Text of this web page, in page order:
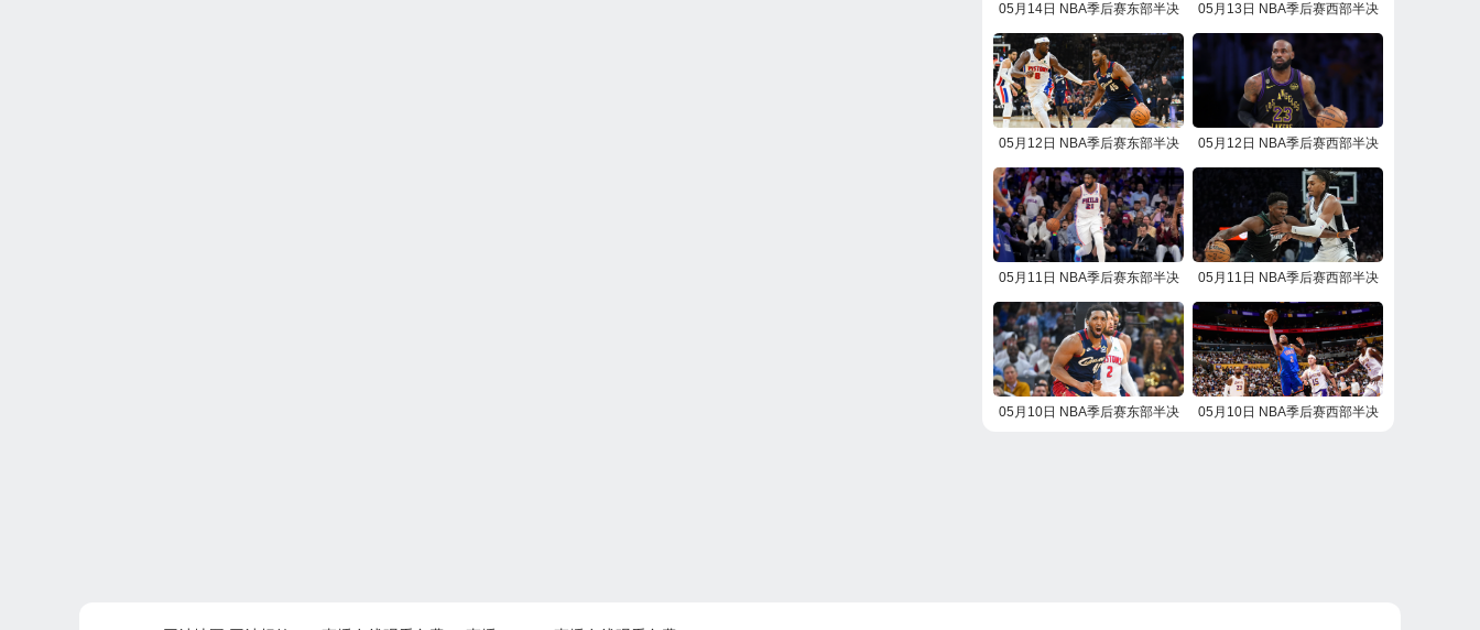
05月14日 NBA季后赛东部半决
05月13日 NBA季后赛西部半决
放
05月12日 NBA季后赛东部半决
05月12日 NBA季后赛西部半决
05月11日 NBA季后赛东部半决
放
05月11日 NBA季后赛西部半决
放
05月10日 NBA季后赛东部半决
05月10日 NBA季后赛西部半决